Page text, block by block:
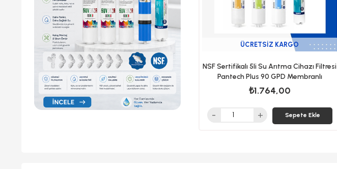
NSF Sertifikalı 5li Su Arıtma Cihazı Filtresi
Pantech Plus 90 GPD Membranlı
₺1.764,00
ÜCRETSIZ KARGO
Sepete Ekle